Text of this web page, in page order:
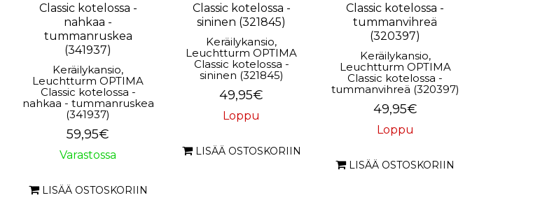
Keräilykansio,
Leuchtturm OPTIMA
Classic kotelossa -
nahkaa - tummanruskea
(341937)
59,95€
Varastossa
LISÄÄ OSTOSKORIIN
Keräilykansio,
Leuchtturm OPTIMA
Classic kotelossa -
sininen (321845)
49,95€
Loppu
LISÄÄ OSTOSKORIIN
Keräilykansio,
Leuchtturm OPTIMA
Classic kotelossa -
tummanvihreä (320397)
49,95€
Loppu
LISÄÄ OSTOSKORIIN